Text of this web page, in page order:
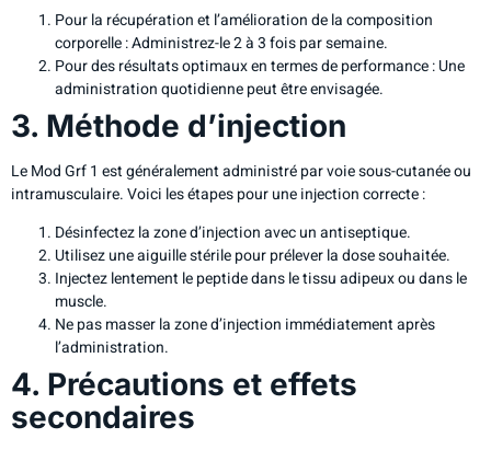
Pour la récupération et l’amélioration de la composition
corporelle : Administrez-le 2 à 3 fois par semaine.
Pour des résultats optimaux en termes de performance : Une
administration quotidienne peut être envisagée.
3. Méthode d’injection
Le Mod Grf 1 est généralement administré par voie sous-cutanée ou
intramusculaire. Voici les étapes pour une injection correcte :
Désinfectez la zone d’injection avec un antiseptique.
Utilisez une aiguille stérile pour prélever la dose souhaitée.
Injectez lentement le peptide dans le tissu adipeux ou dans le
muscle.
Ne pas masser la zone d’injection immédiatement après
l’administration.
4. Précautions et effets
secondaires